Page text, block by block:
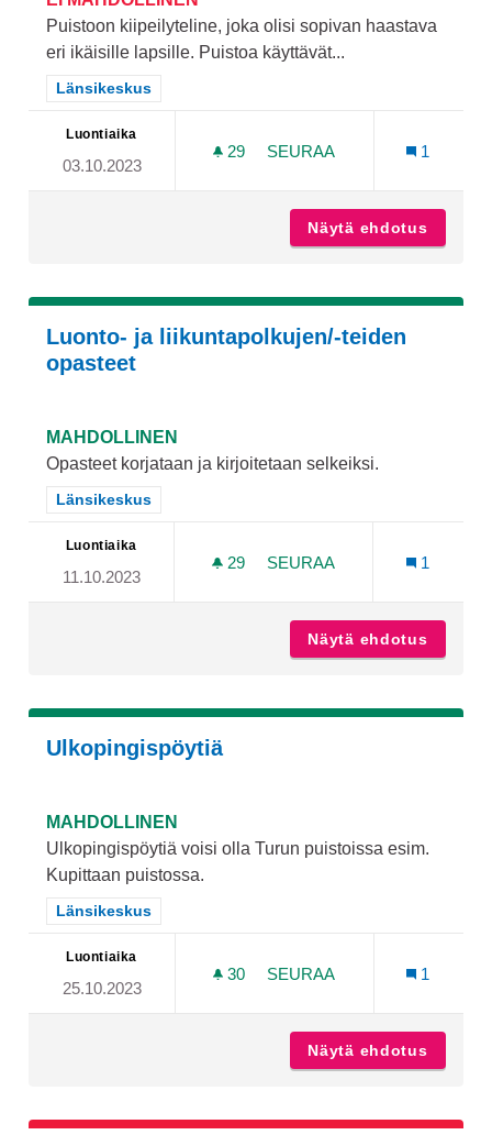
Puistoon kiipeilyteline, joka olisi sopivan haastava
eri ikäisille lapsille. Puistoa käyttävät...
Rajaa tulokset teeman mukaan: Länsikeskus
Länsikeskus
Luontiaika
03.10.2023
29 29 SEURAAJAA
SEURAA
1
Näytä ehdotus
Luonto- ja liikuntapolkujen/-teiden
opasteet
MAHDOLLINEN
Opasteet korjataan ja kirjoitetaan selkeiksi.
Rajaa tulokset teeman mukaan: Länsikeskus
Länsikeskus
Luontiaika
11.10.2023
29 29 SEURAAJAA
SEURAA
1
Näytä ehdotus
Ulkopingispöytiä
MAHDOLLINEN
Ulkopingispöytiä voisi olla Turun puistoissa esim.
Kupittaan puistossa.
Rajaa tulokset teeman mukaan: Länsikeskus
Länsikeskus
Luontiaika
25.10.2023
30 30 SEURAAJAA
SEURAA
1
Näytä ehdotus